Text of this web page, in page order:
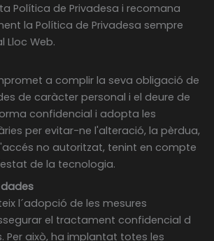
Política de Privadesa i recomana
la Política de Privadesa sempre
Lloc Web.
a complir la seva obligació de
de caràcter personal i el deure de
confidencial i adopta les
per evitar-ne l'alteració, la pèrdua,
no autoritzat, tenint en compte
de la tecnologia.
l´adopció de les mesures
el tractament confidencial d
Per això, ha implantat totes les